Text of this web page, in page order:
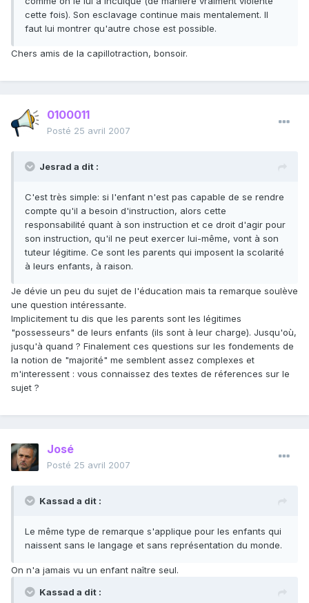
cette fois). Son esclavage continue mais mentalement. Il
faut lui montrer qu'autre chose est possible.
Chers amis de la capillotraction, bonsoir.
0100011
Posté 25 avril 2007
Jesrad a dit :
C'est très simple: si l'enfant n'est pas capable de se rendre
compte qu'il a besoin d'instruction, alors cette
responsabilité quant à son instruction et ce droit d'agir pour
son instruction, qu'il ne peut exercer lui-même, vont à son
tuteur légitime. Ce sont les parents qui imposent la scolarité
à leurs enfants, à raison.
Je dévie un peu du sujet de l'éducation mais ta remarque soulève
une question intéressante.
Implicitement tu dis que les parents sont les légitimes
"possesseurs" de leurs enfants (ils sont à leur charge). Jusqu'où,
jusqu'à quand ? Finalement ces questions sur les fondements de
la notion de "majorité" me semblent assez complexes et
m'interessent : vous connaissez des textes de réferences sur le
sujet ?
José
Posté 25 avril 2007
Kassad a dit :
Le même type de remarque s'applique pour les enfants qui
naissent sans le langage et sans représentation du monde.
On n'a jamais vu un enfant naître seul.
Kassad a dit :